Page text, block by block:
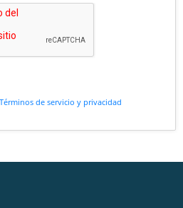
Términos de servicio y privacidad